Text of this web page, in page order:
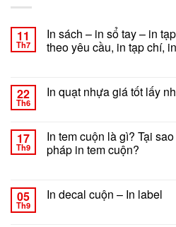
11
Th7
In sách – in sổ tay – in
theo yêu cầu, in tạp chí,
sách
–
tay
–
theo
22
Th6
In quạt nhựa giá tốt lấy
quạt
nhựa
giá
nhanh
17
Th9
In tem cuộn là gì? Tại
pháp in tem cuộn?
tem
cuộn
05
Th9
In decal cuộn – In label